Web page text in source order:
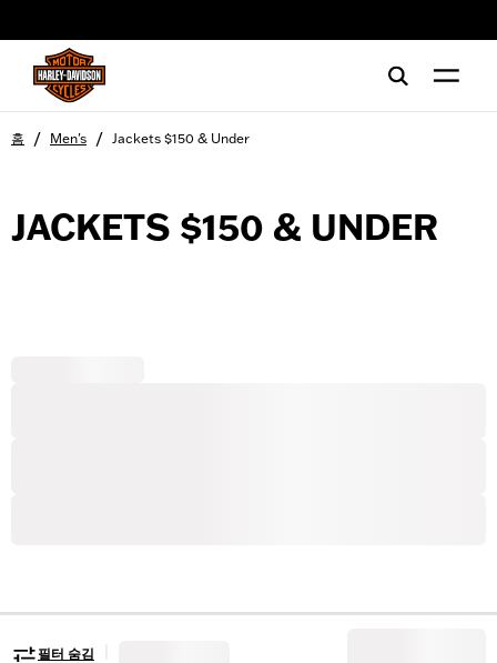
홈 / Men's / Jackets $150 & Under
JACKETS $150 & UNDER
필터 숨김